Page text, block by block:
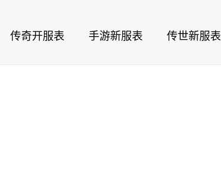
传奇开服表 手游新服表 传世新服表